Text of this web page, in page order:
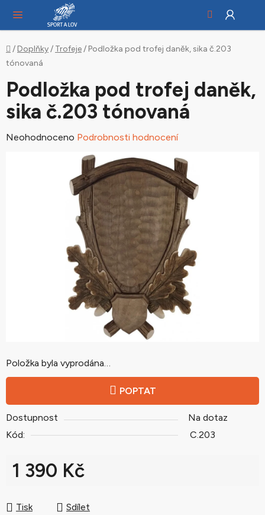
obsah
Domů
/ Doplňky/ Trofeje/ Podložka pod trofej daněk, sika č.203
tónovaná
Položka byla vyprodána…
POPTAT
Dostupnost
Na dotaz
Kód:
C.203
1 390 Kč
Tisk
Sdílet
Podložka pod trofej daněk,
sika č.203 tónovaná
Průměrné
Neohodnoceno Podrobnosti hodnocení